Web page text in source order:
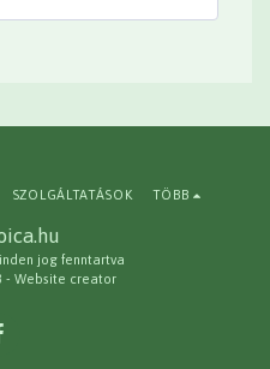
jog fenntartva
- Website creator
SZOLGÁLTATÁSOK TÖBB